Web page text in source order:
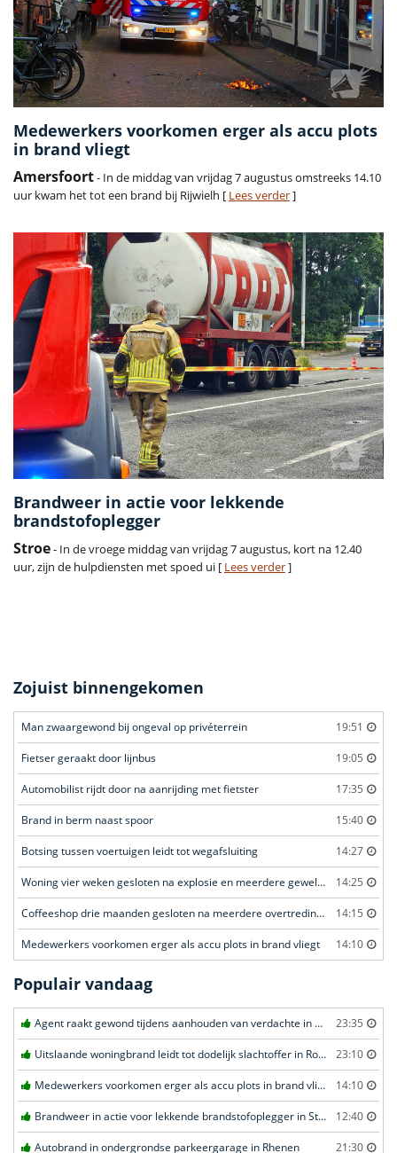
Medewerkers voorkomen erger als accu plots
in brand vliegt
Amersfoort- In de middag van vrijdag 7 augustus omstreeks 14.10
uur kwam het tot een brand bij Rijwielh [ Lees verder]
Brandweer in actie voor lekkende
brandstofoplegger
Stroe- In de vroege middag van vrijdag 7 augustus, kort na 12.40
uur, zijn de hulpdiensten met spoed ui [ Lees verder]
Zojuist binnengekomen
Man zwaargewond bij ongeval op privéterrein 19:51
Fietser geraakt door lijnbus 19:05
Automobilist rijdt door na aanrijding met fietster 17:35
Brand in berm naast spoor 15:40
Botsing tussen voertuigen leidt tot wegafsluiting 14:27
Woning vier weken gesloten na explosie en meerdere geweldsincidenten 14:25
Coffeeshop drie maanden gesloten na meerdere overtredingen 14:15
Medewerkers voorkomen erger als accu plots in brand vliegt 14:10
Populair vandaag
Agent raakt gewond tijdens aanhouden van verdachte in Amsterdam 23:35
Uitslaande woningbrand leidt tot dodelijk slachtoffer in Rotterdam 23:10
Medewerkers voorkomen erger als accu plots in brand vliegt in Amersfoort 14:10
Brandweer in actie voor lekkende brandstofoplegger in Stroe 12:40
Autobrand in ondergrondse parkeergarage in Rhenen 21:30